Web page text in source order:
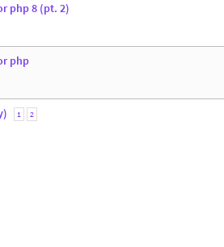
php 8 (pt. 2)
php
1 2